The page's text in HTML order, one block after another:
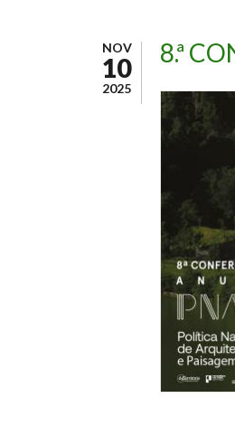
NOV
10
2025
8.ª